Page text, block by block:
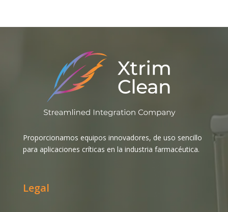
Proporcionamos equipos innovadores, de uso sencillo
para aplicaciones críticas en la industria farmacéutica.
Legal